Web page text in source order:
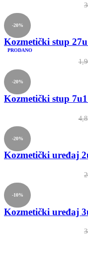
-20%
PRODANO
Kozmetički stup
-20%
Kozmetički stup
-20%
Kozmetički uređaj
-10%
Kozmetički uređaj